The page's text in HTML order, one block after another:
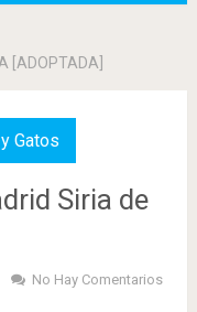
[ADOPTADA]
Gatos
Siria de
No Hay Comentarios